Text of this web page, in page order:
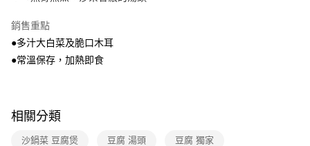
免運費
銷售重點
●多汁大白菜及脆口木耳
●常溫保存，加熱即食
相關分類
沙鍋菜 豆腐煲 豆腐 湯頭 豆腐 獨家